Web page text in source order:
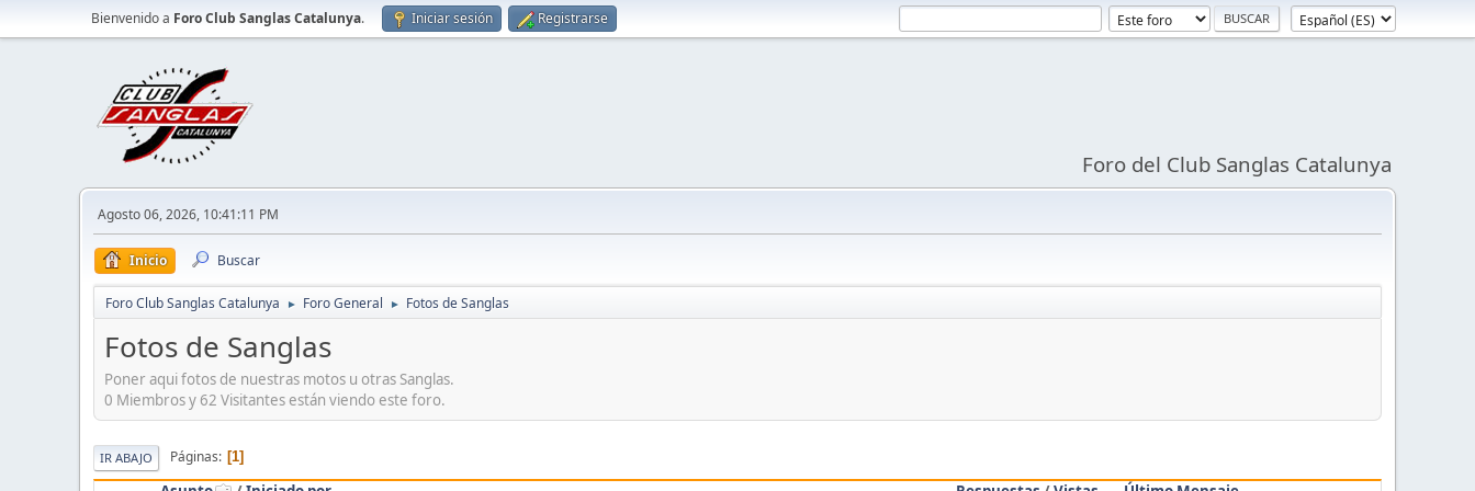
Bienvenido a Foro Club Sanglas Catalunya. Iniciar sesión Registrarse
Foro del Club Sanglas Catalunya
Agosto 06, 2026, 10:41:11 PM
Inicio Buscar
Foro Club Sanglas Catalunya ► Foro General ► Fotos de Sanglas
Fotos de Sanglas
Poner aqui fotos de nuestras motos u otras Sanglas.
0 Miembros y 62 Visitantes están viendo este foro.
IR ABAJO Páginas 1